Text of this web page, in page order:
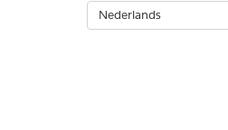
Nederlands